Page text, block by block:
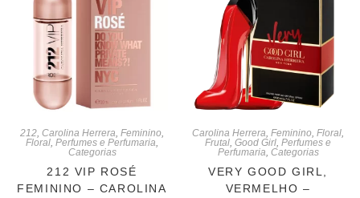
212, Carolina Herrera, Feminino,
Floral, Perfumes e Perfumaria,
Categorias
212 VIP ROSÉ
FEMININO – CAROLINA
Carolina Herrera, Feminino, Floral,
Frutal, Good Girl, Perfumes e
Perfumaria, Categorias
VERY GOOD GIRL,
VERMELHO –